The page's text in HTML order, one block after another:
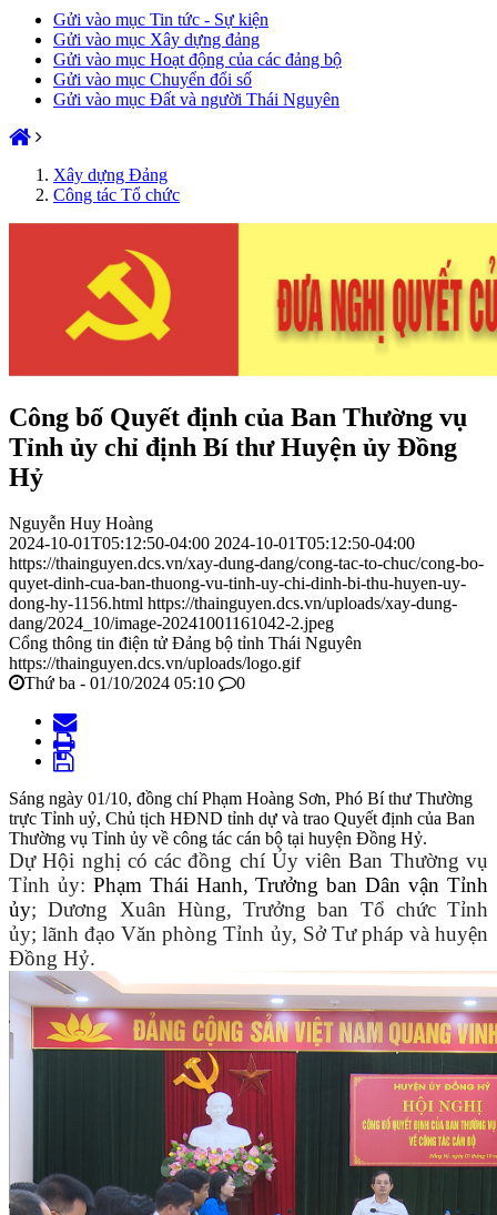
Gửi vào mục Tin tức - Sự kiện
Gửi vào mục Xây dựng đảng
Gửi vào mục Hoạt động của các đảng bộ
Gửi vào mục Chuyển đổi số
Gửi vào mục Đất và người Thái Nguyên
Xây dựng Đảng
Công tác Tổ chức
Công bố Quyết định của Ban Thường vụ
Tỉnh ủy chỉ định Bí thư Huyện ủy Đồng
Hỷ
Nguyễn Huy Hoàng
2024-10-01T05:12:50-04:00 2024-10-01T05:12:50-04:00
https://thainguyen.dcs.vn/xay-dung-dang/cong-tac-to-chuc/cong-bo-
quyet-dinh-cua-ban-thuong-vu-tinh-uy-chi-dinh-bi-thu-huyen-uy-
dong-hy-1156.html https://thainguyen.dcs.vn/uploads/xay-dung-
dang/2024_10/image-20241001161042-2.jpeg
Cổng thông tin điện tử Đảng bộ tỉnh Thái Nguyên
https://thainguyen.dcs.vn/uploads/logo.gif
Thứ ba - 01/10/2024 05:10
0
Sáng ngày 01/10, đồng chí Phạm Hoàng Sơn, Phó Bí thư Thường
trực Tỉnh uỷ, Chủ tịch HĐND tỉnh dự và trao Quyết định của Ban
Thường vụ Tỉnh ủy về công tác cán bộ tại huyện Đồng Hỷ.
DựHội nghị có các đồng chíỦy viên Ban Thường vụ
Tỉnh ủy: Phạm Thái Hanh, Trưởng ban Dân vận Tỉnh
ủy; Dương Xuân Hùng, Trưởng ban Tổ chức Tỉnh
ủy; lãnh đạoVăn phòngTỉnh ủy, Sở Tư pháp và huyện
Đồng Hỷ.